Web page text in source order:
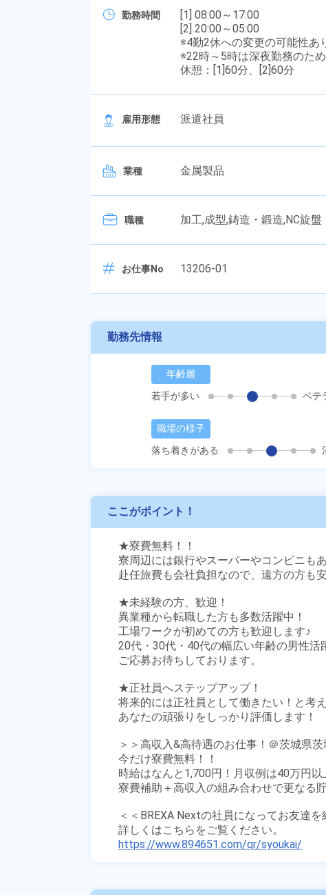
勤務時間
[1] 08:00～17:00
[2] 20:00～05:00
※4勤2休への変更の可能性あ
※22時～5時は深夜勤務のた
休憩：[1]60分、[2]60分
雇用形態 派遣社員
業種 金属製品
職種 加工,成型,鋳造・鍛造,NC旋
お仕事No 13206-01
勤務先情報
年齢層
若手が多い
ベテ
職場の様子
落ち着きがある
ここがポイント！
★寮費無料！！
寮周辺には銀行やスーパーやコンビニも
赴任旅費も会社負担なので、遠方の方も安
★未経験の方、歓迎！
異業種から転職した方も多数活躍中！
工場ワークが初めての方も歓迎します♪
20代・30代・40代の幅広い年齢の男性活
ご応募お待ちしております。
★正社員へステップアップ！
将来的には正社員として働きたい！と考
あなたの頑張りをしっかり評価します！
＞＞高収入&高待遇のお仕事！＠茨城県茨
今だけ寮費無料！！
時給はなんと1,700円！月収例は40万円以
寮費補助＋高収入の組み合わせで更なる
＜＜BREXA Nextの社員になってお友達
https://www.894651.com/qr/syoukai/